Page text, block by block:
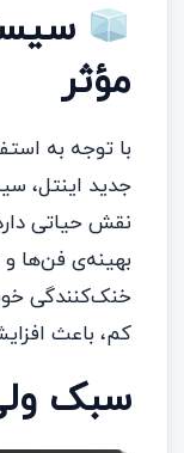
مؤثر
با توجه به
جدید اینتل،
نقش حیاتی
بهینه‌ی فن‌ها
خنک‌کنندگی
کم، باعث
سبک